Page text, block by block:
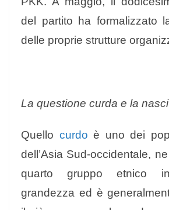
del partito ha formalizzato
delle proprie strutture
La questione curda e la
Quello curdo è uno dei
dell’Asia Sud-occidentale,
quarto gruppo etnico
grandezza ed è